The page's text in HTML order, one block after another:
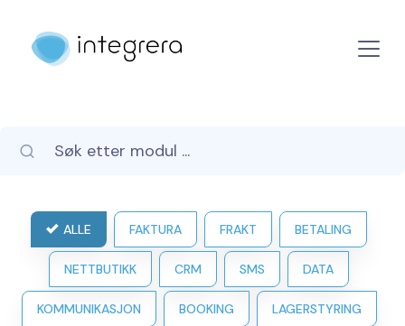
ALLE FAKTURA FRAKT BETALING
NETTBUTIKK CRM SMS DATA
KOMMUNIKASJON BOOKING LAGERSTYRING